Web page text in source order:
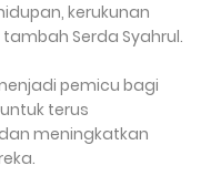
kerukunan
Serda Syahrul.
pemicu bagi
terus
meningkatkan